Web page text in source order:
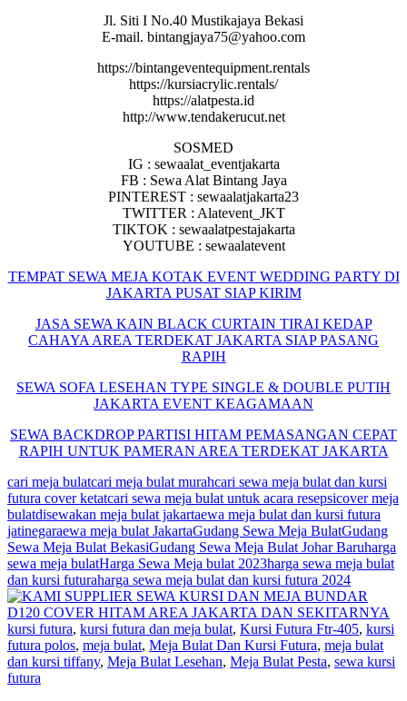
Jl. Siti I No.40 Mustikajaya Bekasi
E-mail. bintangjaya75@yahoo.com
https://bintangeventequipment.rentals
https://kursiacrylic.rentals/
https://alatpesta.id
http://www.tendakerucut.net
SOSMED
IG : sewaalat_eventjakarta
FB : Sewa Alat Bintang Jaya
PINTEREST : sewaalatjakarta23
TWITTER : Alatevent_JKT
TIKTOK : sewaalatpestajakarta
YOUTUBE : sewaalatevent
TEMPAT SEWA MEJA KOTAK EVENT WEDDING PARTY DI
JAKARTA PUSAT SIAP KIRIM
JASA SEWA KAIN BLACK CURTAIN TIRAI KEDAP
CAHAYA AREA TERDEKAT JAKARTA SIAP PASANG
RAPIH
SEWA SOFA LESEHAN TYPE SINGLE & DOUBLE PUTIH
JAKARTA EVENT KEAGAMAAN
SEWA BACKDROP PARTISI HITAM PEMASANGAN CEPAT
RAPIH UNTUK PAMERAN AREA TERDEKAT JAKARTA
cari meja bulatcari meja bulat murahcari sewa meja bulat dan kursi
futura cover ketatcari sewa meja bulat untuk acara resepsicover meja
bulatdisewakan meja bulat jakartaewa meja bulat dan kursi futura
jatinegaraewa meja bulat JakartaGudang Sewa Meja BulatGudang
Sewa Meja Bulat BekasiGudang Sewa Meja Bulat Johar Baruharga
sewa meja bulatHarga Sewa Meja bulat 2023harga sewa meja bulat
dan kursi futuraharga sewa meja bulat dan kursi futura 2024
kursi futura, kursi futura dan meja bulat, Kursi Futura Ftr-405, kursi
futura polos, meja bulat, Meja Bulat Dan Kursi Futura, meja bulat
dan kursi tiffany, Meja Bulat Lesehan, Meja Bulat Pesta, sewa kursi
futura